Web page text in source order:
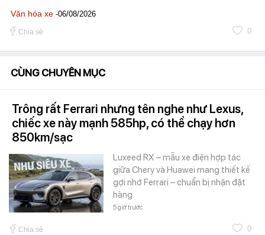
Văn hóa xe -06/08/2026
Chia sẻ 0
CÙNG CHUYÊN MỤC
Trông rất Ferrari nhưng tên nghe như Lexus,
chiếc xe này mạnh 585hp, có thể chạy hơn
850km/sạc
Luxeed RX – mẫu xe điện hợp tác
giữa Chery và Huawei mang thiết kế
gợi nhớ Ferrari – chuẩn bị nhận đặt
hàng.
5 giờ trước
Chia sẻ 0